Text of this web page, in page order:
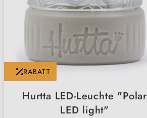
RABATT
Hurtta LED-Leuchte "Polar
LED light"